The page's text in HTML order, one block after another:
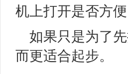
机上打开是否方便
如果只是为了
而更适合起步。